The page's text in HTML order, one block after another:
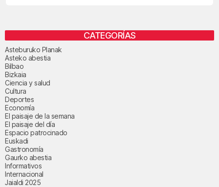
CATEGORÍAS
Asteburuko Planak
Asteko abestia
Bilbao
Bizkaia
Ciencia y salud
Cultura
Deportes
Economía
El paisaje de la semana
El paisaje del día
Espacio patrocinado
Euskadi
Gastronomía
Gaurko abestia
Informativos
Internacional
Jaialdi 2025